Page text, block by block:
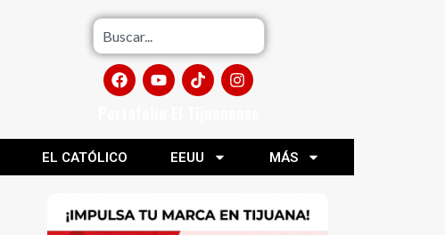
EL CATÓLICO EEUU MÁS